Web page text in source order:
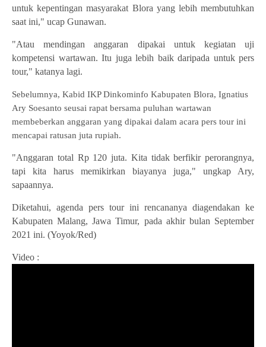
untuk kepentingan masyarakat Blora yang lebih membutuhkan
saat ini," ucap Gunawan.
"Atau mendingan anggaran dipakai untuk kegiatan uji
kompetensi wartawan. Itu juga lebih baik daripada untuk pers
tour," katanya lagi.
Sebelumnya, Kabid IKP Dinkominfo Kabupaten Blora, Ignatius
Ary Soesanto seusai rapat bersama puluhan wartawan
membeberkan anggaran yang dipakai dalam acara pers tour ini
mencapai ratusan juta rupiah.
"Anggaran total Rp 120 juta. Kita tidak berfikir perorangnya,
tapi kita harus memikirkan biayanya juga," ungkap Ary,
sapaannya.
Diketahui, agenda pers tour ini rencananya diagendakan ke
Kabupaten Malang, Jawa Timur, pada akhir bulan September
2021 ini. (Yoyok/Red)
Video :